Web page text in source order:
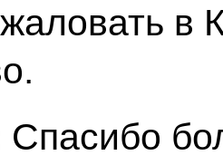
в
Спасибо